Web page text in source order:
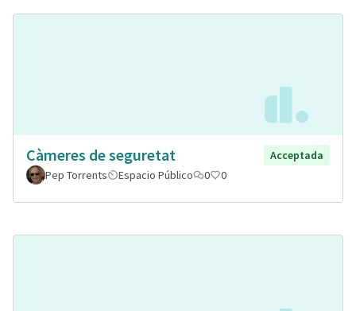
Càmeres de seguretat
Acceptada
Pep Torrents
Espacio Público 0 0